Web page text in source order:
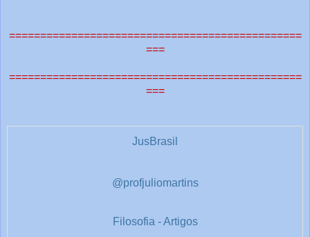
===============================================
===
===============================================
===
JusBrasil
@profjuliomartins
Filosofia - Artigos